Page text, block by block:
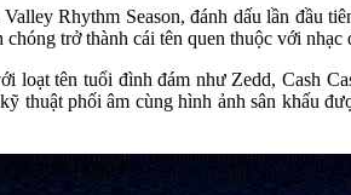
Rhythm Season, đánh dấu lần đầu
trở thành cái tên quen thuộc với nhạc
loạt tên tuổi đình đám như Zedd, Cash
thuật phối âm cùng hình ảnh sân khấu